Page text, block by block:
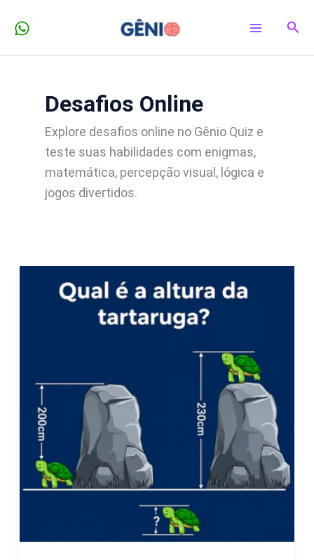
para
Desafios Online
Explore desafios online no Gênio Quiz e
teste suas habilidades com enigmas,
matemática, percepção visual, lógica e
jogos divertidos.